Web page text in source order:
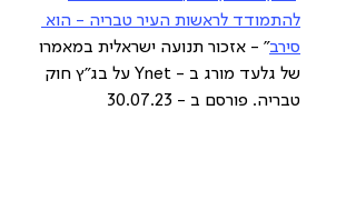
להתמודד לראשות העיר טבריה - הוא
סירב" - אזכור תנועה ישראלית במאמרו
של גלעד מורג ב - Ynet על בג"ץ חוק
טבריה. פורסם ב - 30.07.23